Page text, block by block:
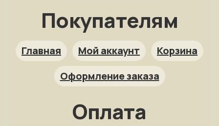
Покупателям
Главная Мой аккаунт
Корзина
Оформление заказа
Оплата
Арт-помощница
ArtsShop.ru
Репродукция на заказ